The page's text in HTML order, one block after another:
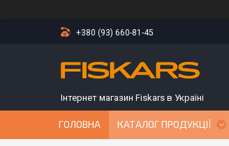
+380 (93) 660-81-45
Інтернет магазин Fiskars в Україні
ГОЛОВНА КАТАЛОГ ПРОДУКЦІЇ